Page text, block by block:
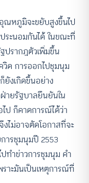
ณหภูมิจะขยับสูงขึ้นไป
ระนอมกันได้ ในขณะที่
ปรากฎตัวเพิ่มขึ้น
ด การออกไปชุมนุม
ยังเกิดขึ้นอย่าง
ายรัฐบาลยืนยันใน
ไป ก็คาดการณ์ได้ว่า
ไม่อาจตัดโอกาสที่จะ
การชุมนุมปี 2553
ทำข่าวการชุมนุม คำ
าะมันเป็นเหตุการณ์ที่